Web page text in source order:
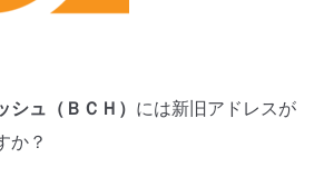
シュ（ＢＣＨ） には新旧アドレスが
か？